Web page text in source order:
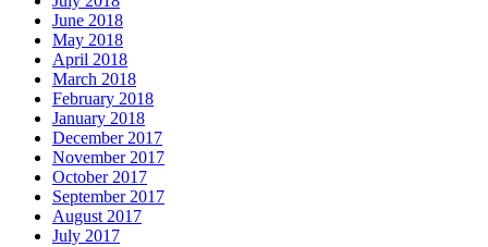
June 2018
May 2018
April 2018
March 2018
February 2018
January 2018
December 2017
November 2017
October 2017
September 2017
August 2017
July 2017